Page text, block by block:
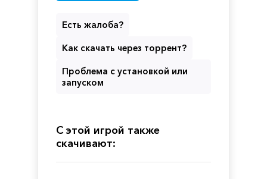
Есть жалоба?
Как скачать через торрент?
Проблема с установкой или
запуском
С этой игрой также
скачивают: